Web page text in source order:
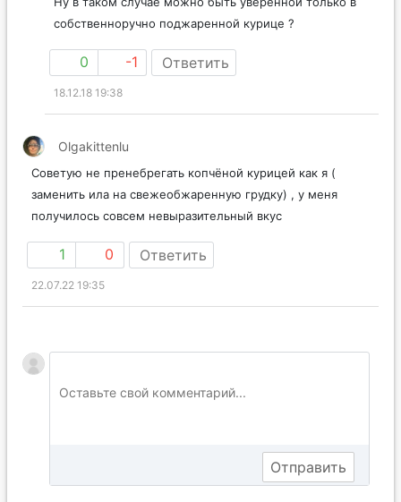
собственноручно поджаренной курице ?
0 -1 Ответить
18.12.18 19:38
Olgakittenlu
Советую не пренебрегать копчёной курицей как я (
заменить ила на свежеобжаренную грудку) , у меня
получилось совсем невыразительный вкус
1 0 Ответить
22.07.22 19:35